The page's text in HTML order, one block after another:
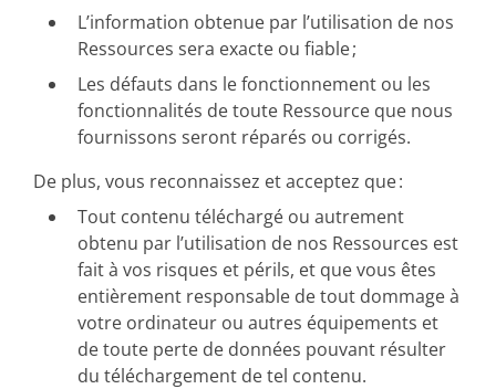
L’information obtenue par l’utilisation de nos
Ressources sera exacte ou fiable ;
Les défauts dans le fonctionnement ou les
fonctionnalités de toute Ressource que nous
fournissons seront réparés ou corrigés.
De plus, vous reconnaissez et acceptez que :
Tout contenu téléchargé ou autrement
obtenu par l’utilisation de nos Ressources est
fait à vos risques et périls, et que vous êtes
entièrement responsable de tout dommage à
votre ordinateur ou autres équipements et
de toute perte de données pouvant résulter
du téléchargement de tel contenu.